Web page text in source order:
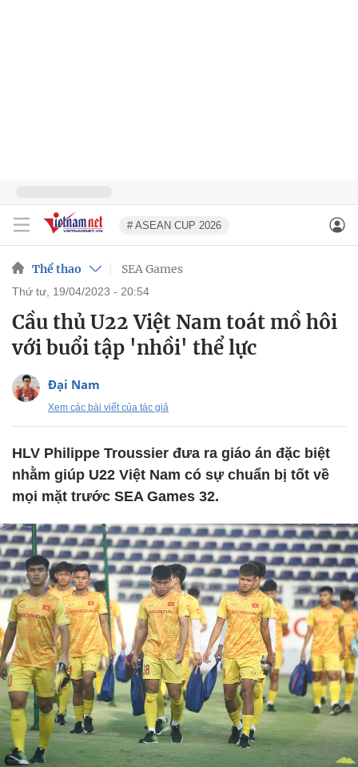
# ASEAN CUP 2026
Thể thao SEA Games
thứ tư, 19/04/2023 - 20:54
Cầu thủ U22 Việt Nam toát mồ hôi
với buổi tập 'nhồi' thể lực
Đại Nam
Xem các bài viết của tác giả
HLV Philippe Troussier đưa ra giáo án đặc biệt
nhằm giúp U22 Việt Nam có sự chuẩn bị tốt về
mọi mặt trước SEA Games 32.